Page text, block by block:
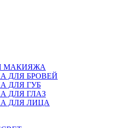
МАКИЯЖА
ДЛЯ БРОВЕЙ
ДЛЯ ГУБ
ДЛЯ ГЛАЗ
ДЛЯ ЛИЦА